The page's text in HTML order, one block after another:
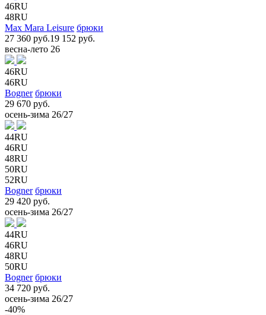
46RU
48RU
Max Mara Leisure брюки
27 360 руб.19 152 руб.
весна-лето 26
46RU
46RU
Bogner брюки
29 670 руб.
осень-зима 26/27
44RU
46RU
48RU
50RU
52RU
Bogner брюки
29 420 руб.
осень-зима 26/27
44RU
46RU
48RU
50RU
Bogner брюки
34 720 руб.
осень-зима 26/27
-40%